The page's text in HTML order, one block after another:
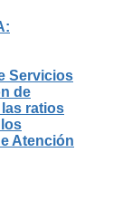
Servicios
de
las ratios
Atención